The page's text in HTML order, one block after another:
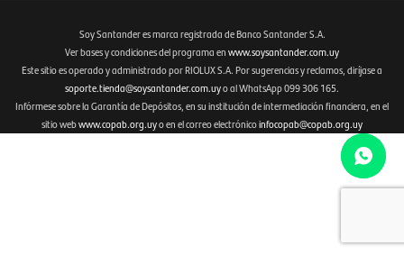
Fenicio eCommerce Uruguay
Soy Santander es marca registrada de Banco Santander S.A.
Ver bases y condiciones del programa en www.soysantander.com.uy
Este sitio es operado y administrado por RIOLUX S.A. Por sugerencias y reclamos, diríjase a
soporte.tienda@soysantander.com.uyo al WhatsApp 099 306 165.
Infórmese sobre la Garantía de Depósitos, en su institución de intermediación financiera, en el
sitio webwww.copab.org.uyo en el correo electrónicoinfocopab@copab.org.uy